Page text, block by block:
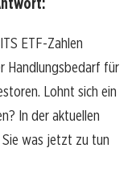
ETF-Zahlen
Handlungsbedarf für
Lohnt sich ein
In der aktuellen
was jetzt zu tun